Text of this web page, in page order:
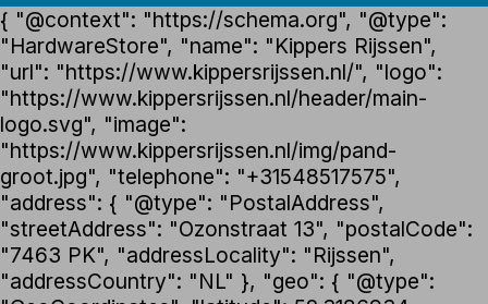
{ "@context": "https://schema.org", "@type":
"HardwareStore", "name": "Kippers Rijssen",
"url": "https://www.kippersrijssen.nl/", "logo":
"https://www.kippersrijssen.nl/header/main-
logo.svg", "image":
"https://www.kippersrijssen.nl/img/pand-
groot.jpg", "telephone": "+31548517575",
"address": { "@type": "PostalAddress",
"streetAddress": "Ozonstraat 13", "postalCode":
"7463 PK", "addressLocality": "Rijssen",
"addressCountry": "NL" }, "geo": { "@type":